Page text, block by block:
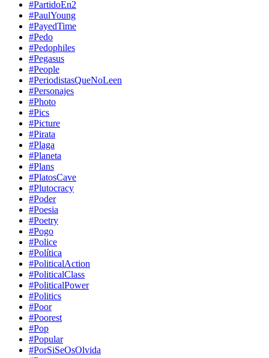
#PartidoEn2
#PaulYoung
#PayedTime
#Pedo
#Pedophiles
#Pegasus
#People
#PeriodistasQueNoLeen
#Personajes
#Photo
#Pics
#Picture
#Pirata
#Plaga
#Planeta
#Plans
#PlatosCave
#Plutocracy
#Poder
#Poesia
#Poetry
#Pogo
#Police
#Política
#PoliticalAction
#PoliticalClass
#PoliticalPower
#Politics
#Poor
#Poorest
#Pop
#Popular
#PorSiSeOsOlvida